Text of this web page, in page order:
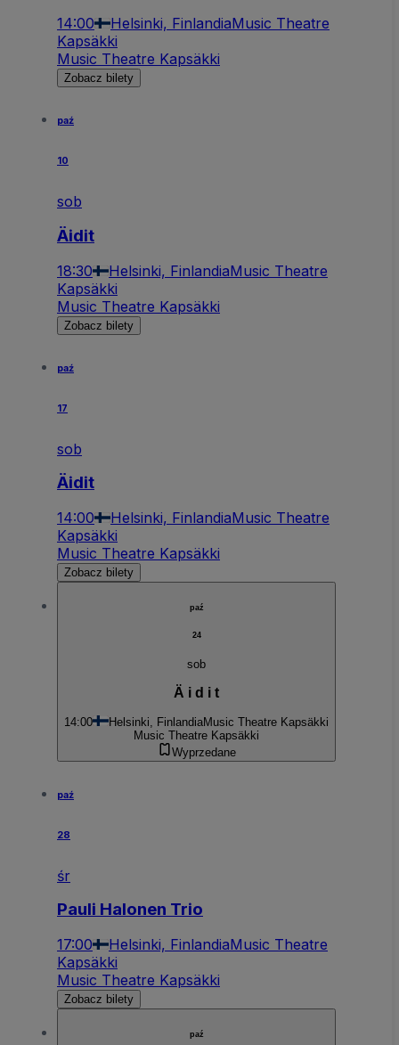
14:00 Helsinki, FinlandiaMusic Theatre
Kapsäkki
Music Theatre Kapsäkki
Zobacz bilety
paź
10
sob
Äidit
18:30 Helsinki, FinlandiaMusic Theatre
Kapsäkki
Music Theatre Kapsäkki
Zobacz bilety
paź
17
sob
Äidit
14:00 Helsinki, FinlandiaMusic Theatre
Kapsäkki
Music Theatre Kapsäkki
Zobacz bilety
paź
24
sob
Ä i d i t
14:00 Helsinki, FinlandiaMusic Theatre Kapsäkki
Music Theatre Kapsäkki
Wyprzedane
paź
28
śr
Pauli Halonen Trio
17:00 Helsinki, FinlandiaMusic Theatre
Kapsäkki
Music Theatre Kapsäkki
Zobacz bilety
paź